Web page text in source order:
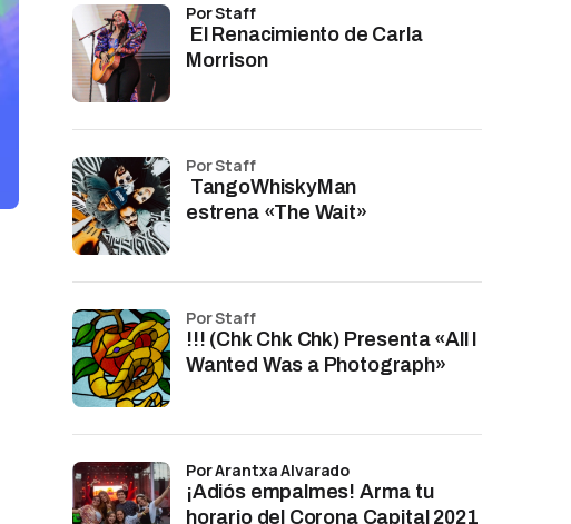
El Renacimiento de Carla
Morrison
por Staff
TangoWhiskyMan
estrena «The Wait»
por Staff
!!! (Chk Chk Chk) Presenta «All I
Wanted Was a Photograph»
por Staff
¡Adiós empalmes! Arma tu
horario del Corona Capital 2021
por Arantxa Alvarado